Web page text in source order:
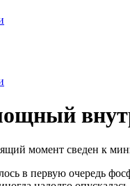
момент сведен к
в первую очередь